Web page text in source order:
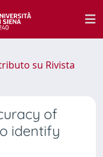
su Rivista
of
identify